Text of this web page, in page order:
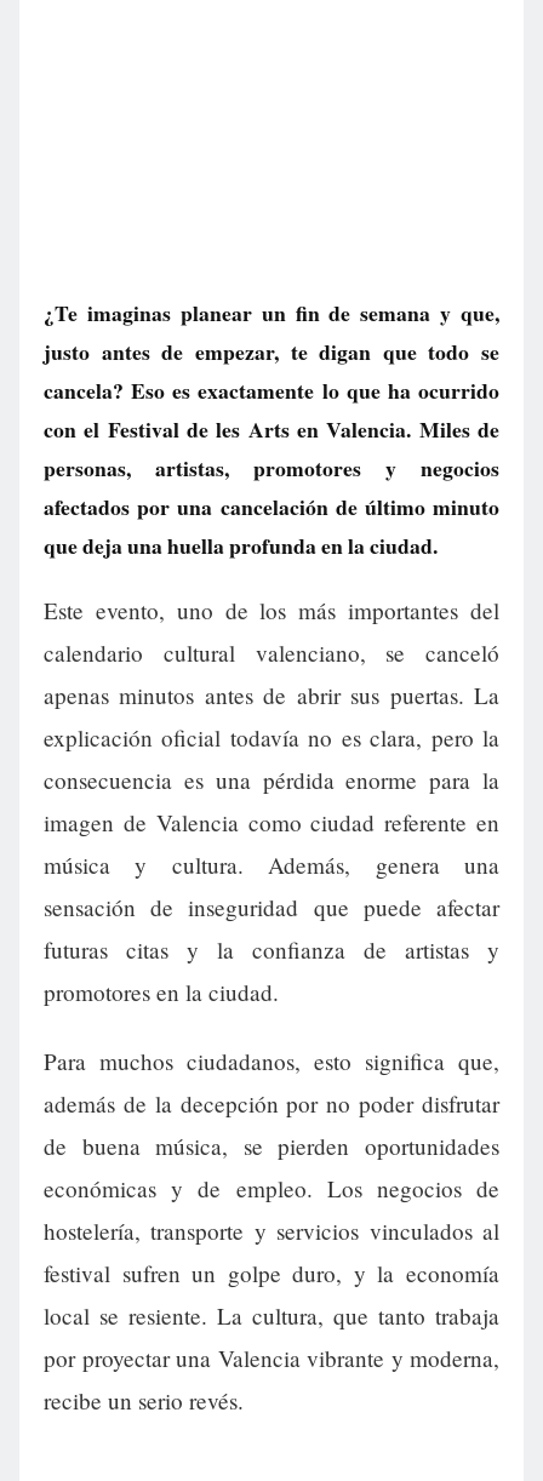
¿Te imaginas planear un fin de semana y que,
justo antes de empezar, te digan que todo se
cancela? Eso es exactamente lo que ha ocurrido
con el Festival de les Arts en Valencia. Miles de
personas, artistas, promotores y negocios
afectados por una cancelación de último minuto
que deja una huella profunda en la ciudad.
Este evento, uno de los más importantes del
calendario cultural valenciano, se canceló
apenas minutos antes de abrir sus puertas. La
explicación oficial todavía no es clara, pero la
consecuencia es una pérdida enorme para la
imagen de Valencia como ciudad referente en
música y cultura. Además, genera una
sensación de inseguridad que puede afectar
futuras citas y la confianza de artistas y
promotores en la ciudad.
Para muchos ciudadanos, esto significa que,
además de la decepción por no poder disfrutar
de buena música, se pierden oportunidades
económicas y de empleo. Los negocios de
hostelería, transporte y servicios vinculados al
festival sufren un golpe duro, y la economía
local se resiente. La cultura, que tanto trabaja
por proyectar una Valencia vibrante y moderna,
recibe un serio revés.